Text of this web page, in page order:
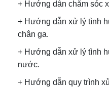
+ Hướng dẫn chăm sóc
+ Hướng dẫn xử lý tình
chân ga.
+ Hướng dẫn xử lý tình
nước.
+ Hướng dẫn quy trình